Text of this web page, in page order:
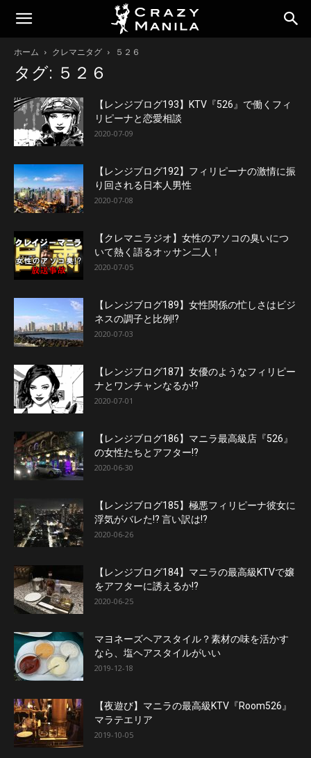
ホーム クレマニタグ ５２６
タグ: ５２６
【レンジブログ193】KTV『526』で働くフィ
リピーナと恋愛相談
2020-07-09
【レンジブログ192】フィリピーナの激情に振
り回される日本人男性
2020-07-08
【クレマニラジオ】女性のアソコの臭いにつ
いて熱く語るオッサン二人！
2020-07-05
【レンジブログ189】女性関係の忙しさはビジ
ネスの調子と比例!?
2020-07-03
【レンジブログ187】女優のようなフィリピー
ナとワンチャンなるか!?
2020-07-01
【レンジブログ186】マニラ最高級店『526』
の女性たちとアフター!?
2020-06-30
【レンジブログ185】極悪フィリピーナ彼女に
浮気がバレた!? 言い訳は!?
2020-06-26
【レンジブログ184】マニラの最高級KTVで嬢
をアフターに誘えるか!?
2020-06-25
マヨネーズヘアスタイル？素材の味を活かす
なら、塩ヘアスタイルがいい
2019-12-18
【夜遊び】マニラの最高級KTV『Room526』
マラテエリア
2019-10-05